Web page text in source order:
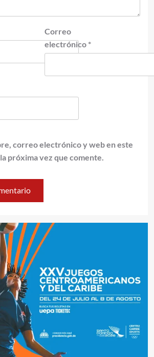
Correo
electrónico *
correo electrónico y web en este
próxima vez que comente.